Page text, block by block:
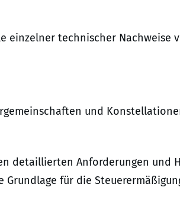
einzelner technischer Nachweise
und
detaillierten Anforderungen und
für die